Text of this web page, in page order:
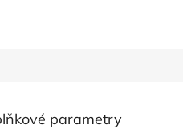
parametry